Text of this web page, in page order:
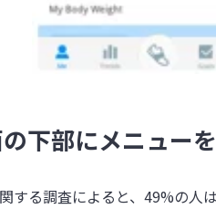
の下部にメニュー
する調査によると、49%の人